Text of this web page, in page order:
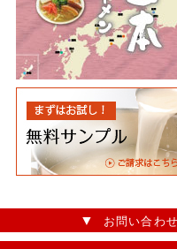
お問い合わ